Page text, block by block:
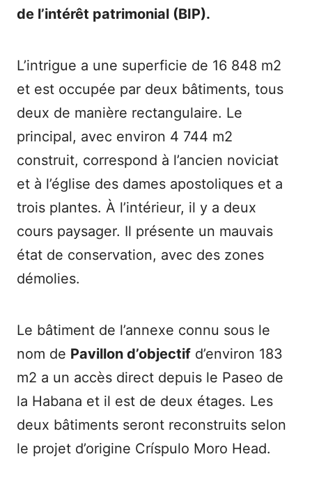
de l’intérêt patrimonial (BIP).
L’intrigue a une superficie de 16 848 m2
et est occupée par deux bâtiments, tous
deux de manière rectangulaire. Le
principal, avec environ 4 744 m2
construit, correspond à l’ancien noviciat
et à l’église des dames apostoliques et a
trois plantes. À l’intérieur, il y a deux
cours paysager. Il présente un mauvais
état de conservation, avec des zones
démolies.
Le bâtiment de l’annexe connu sous le
nom de Pavillon d’objectif d’environ 183
m2 a un accès direct depuis le Paseo de
la Habana et il est de deux étages. Les
deux bâtiments seront reconstruits selon
le projet d’origine Críspulo Moro Head.